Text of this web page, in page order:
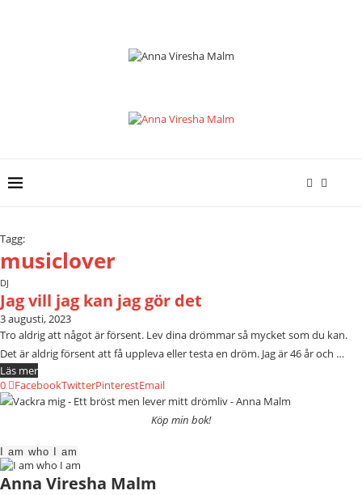
Tagg:
musiclover
DJ
Jag vill jag kan jag gör det
3 augusti, 2023
Tro aldrig att något är försent. Lev dina drömmar så mycket som du kan.
Det är aldrig försent att få uppleva eller testa en dröm. Jag är 46 år och …
Läs mer
0
FacebookTwitterPinterestEmail
Köp min bok!
I am who I am
Anna Viresha Malm